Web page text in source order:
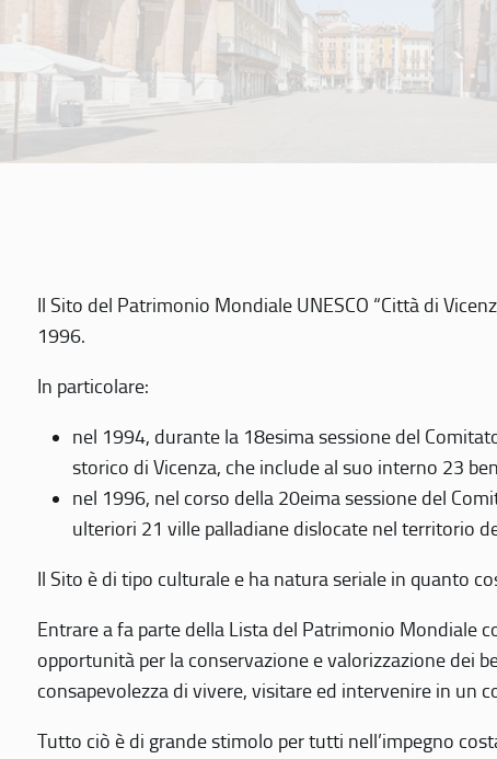
Il Sito del Patrimonio Mondiale UNESCO “Città di
1996.
In particolare:
nel 1994, durante la 18esima sessione del
storico di Vicenza, che include al suo interno 23
nel 1996, nel corso della 20eima sessione del
ulteriori 21 ville palladiane dislocate nel territorio
Il Sito è di tipo culturale e ha natura seriale in quanto
Entrare a fa parte della Lista del Patrimonio Mondiale
opportunità per la conservazione e valorizzazione dei
consapevolezza di vivere, visitare ed intervenire in un
Tutto ciò è di grande stimolo per tutti nell’impegno